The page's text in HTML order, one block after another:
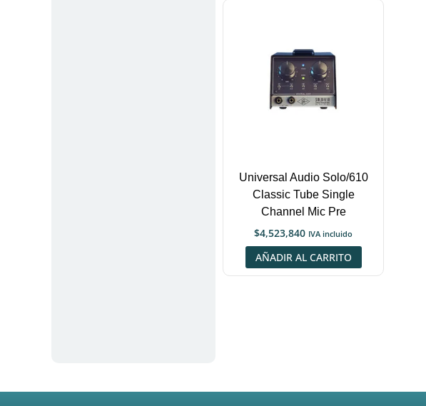
Universal Audio Solo/610
Classic Tube Single
Channel Mic Pre
$4,523,840 IVA incluido
AÑADIR AL CARRITO